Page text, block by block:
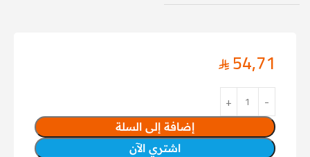
54,71
إضافة إلى السلة
اشتري الآن